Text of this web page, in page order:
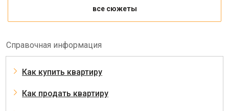
все сюжеты
Справочная информация
Как купить квартиру
Как продать квартиру